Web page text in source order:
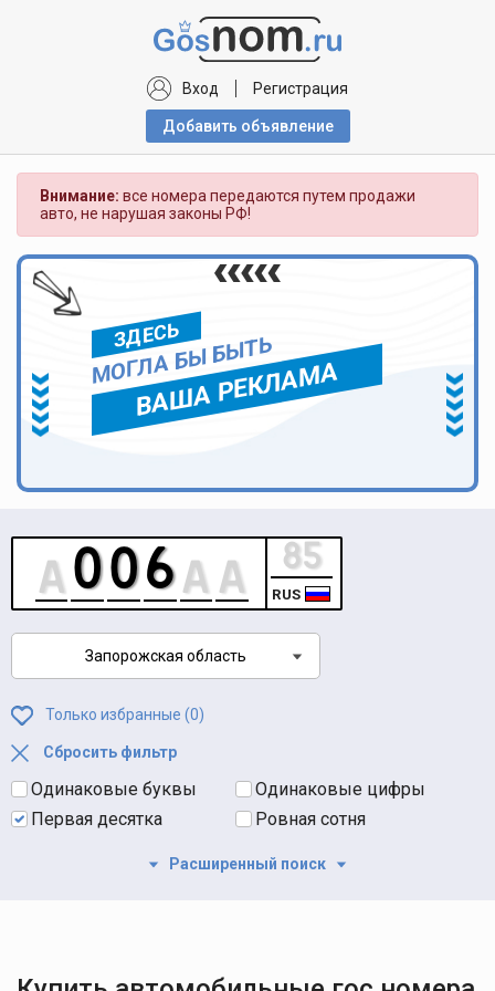
Вход Регистрация
Добавить объявлениe
Внимание: все номера передаются путем продажи
авто, не нарушая законы РФ!
ЗДЕСЬ
МОГЛА БЫ БЫТЬ
ВАША РЕКЛАМА
RUS
Запорожская область
Только избранные (0)
Сбросить фильтр
Одинаковые буквы
Одинаковые цифры
Первая десятка
Ровная сотня
Расширенный поиск